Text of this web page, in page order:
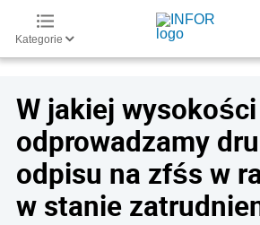
Kategorie
W jakiej wysokości
odprowadzamy
odpisu na zfśs w
w stanie